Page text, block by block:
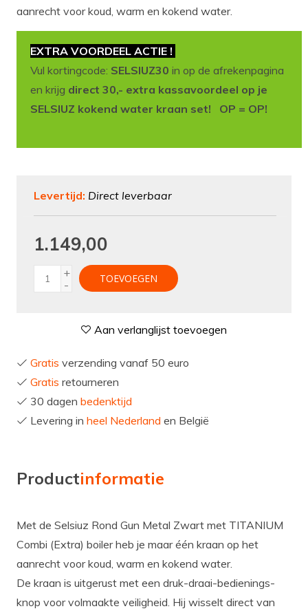
aanrecht voor koud, warm en kokend water.
EXTRA VOORDEEL ACTIE !
Vul kortingcode: SELSIUZ30 in op de afrekenpagina
en krijg direct 30,- extra kassavoordeel op je
SELSIUZ kokend water kraan set! OP = OP!
Levertijd: Direct leverbaar
1.149,00
+
-
TOEVOEGEN
Aan verlanglijst toevoegen
Gratis verzending vanaf 50 euro
Gratis retourneren
30 dagen bedenktijd
Levering in heel Nederland en België
Productinformatie
Met de Selsiuz Rond Gun Metal Zwart met TITANIUM
Combi (Extra) boiler heb je maar één kraan op het
aanrecht voor koud, warm en kokend water.
De kraan is uitgerust met een druk-draai-bedienings-
knop voor volmaakte veiligheid. Hij wisselt direct van